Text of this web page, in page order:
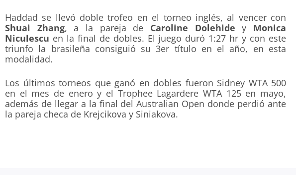
Haddad se llevó doble trofeo en el torneo inglés, al vencer con
Shuai Zhang, a la pareja de Caroline Dolehide y Monica
Niculescu en la final de dobles. El juego duró 1:27 hr y con este
triunfo la brasileña consiguió su 3er título en el año, en esta
modalidad.
Los últimos torneos que ganó en dobles fueron Sidney WTA 500
en el mes de enero y el Trophee Lagardere WTA 125 en mayo,
además de llegar a la final del Australian Open donde perdió ante
la pareja checa de Krejcikova y Siniakova.